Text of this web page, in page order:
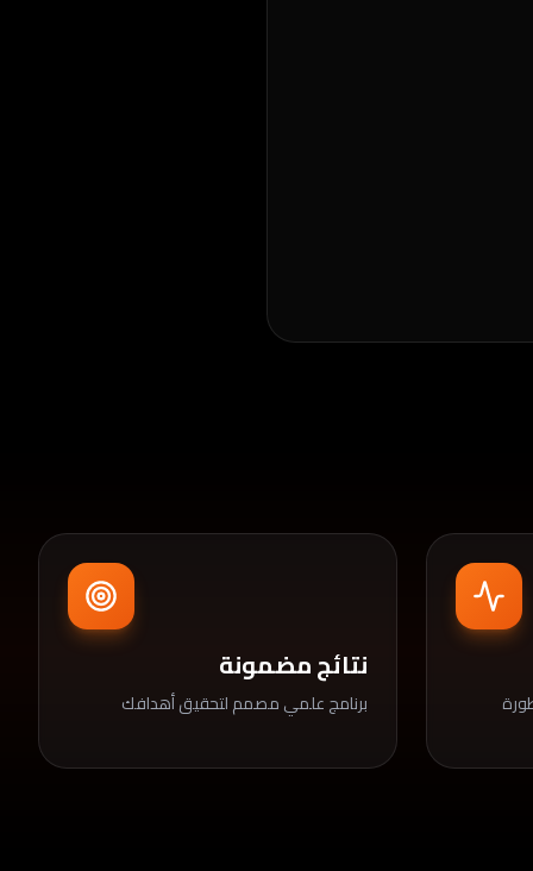
نتائج مضمونة
برنامج علمي مصمم لتحقيق أهدافك